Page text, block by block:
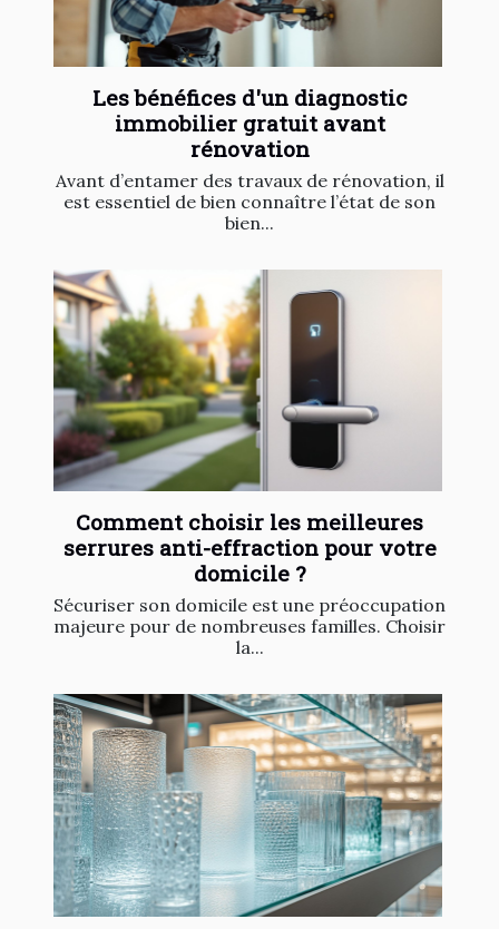
Les bénéfices d'un diagnostic
immobilier gratuit avant
rénovation
Avant d’entamer des travaux de rénovation, il
est essentiel de bien connaître l’état de son
bien...
Comment choisir les meilleures
serrures anti-effraction pour votre
domicile ?
Sécuriser son domicile est une préoccupation
majeure pour de nombreuses familles. Choisir
la...